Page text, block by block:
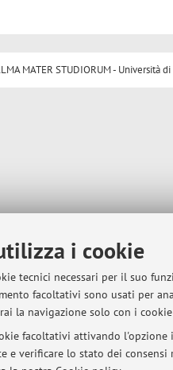
i cookie
tecnici necessari per il suo
facoltativi sono usati per
la navigazione solo con i cookie
facoltativi attivando
e verificare lo stato dei
MATER STUDIORUM - Università